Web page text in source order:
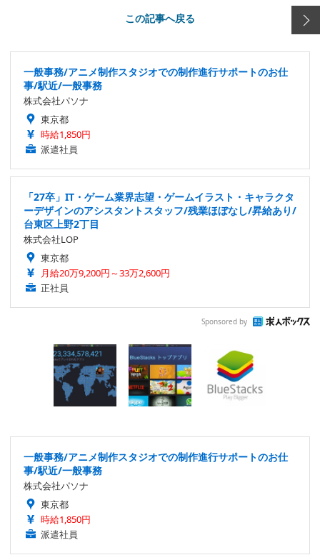
この記事へ戻る
一般事務/アニメ制作スタジオでの制作進行サポートのお仕
事/駅近/一般事務
株式会社パソナ
東京都
時給1,850円
派遣社員
「27卒」IT・ゲーム業界志望・ゲームイラスト・キャラクタ
ーデザインのアシスタントスタッフ/残業ほぼなし/昇給あり/
台東区上野2丁目
株式会社LOP
東京都
月給20万9,200円～33万2,600円
正社員
Sponsored by
一般事務/アニメ制作スタジオでの制作進行サポートのお仕
事/駅近/一般事務
株式会社パソナ
東京都
時給1,850円
派遣社員